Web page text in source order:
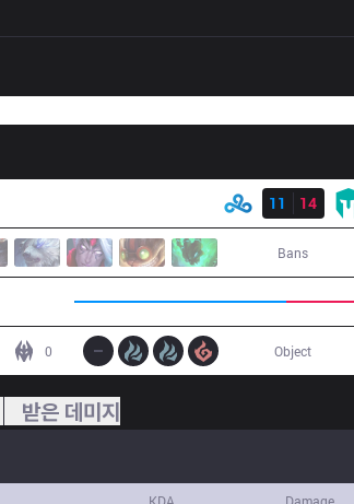
11
14
Bans
0 Object
받은 데미지